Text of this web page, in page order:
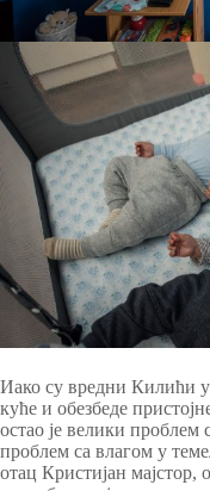
Иако су вредни Килићи
куће и обезбеде
остао је велики
проблем са влагом у
отац Кристијан мајстор,